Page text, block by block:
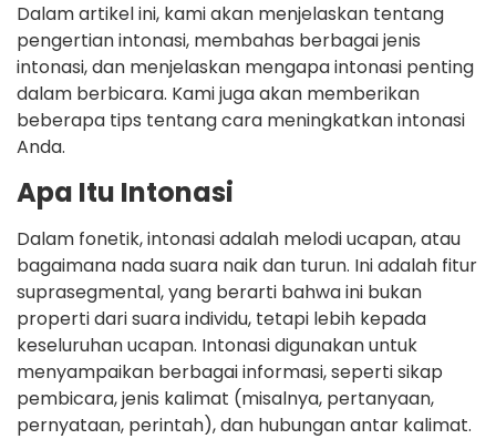
Dalam artikel ini, kami akan menjelaskan tentang
pengertian intonasi, membahas berbagai jenis
intonasi, dan menjelaskan mengapa intonasi penting
dalam berbicara. Kami juga akan memberikan
beberapa tips tentang cara meningkatkan intonasi
Anda.
Apa Itu Intonasi
Dalam fonetik, intonasi adalah melodi ucapan, atau
bagaimana nada suara naik dan turun. Ini adalah fitur
suprasegmental, yang berarti bahwa ini bukan
properti dari suara individu, tetapi lebih kepada
keseluruhan ucapan. Intonasi digunakan untuk
menyampaikan berbagai informasi, seperti sikap
pembicara, jenis kalimat (misalnya, pertanyaan,
pernyataan, perintah), dan hubungan antar kalimat.